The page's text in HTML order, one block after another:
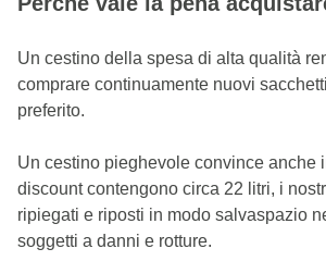
Un cestino della spesa di alta qualità
comprare continuamente nuovi
preferito.
Un cestino pieghevole convince anche
discount contengono circa 22 litri, i
ripiegati e riposti in modo salvaspazio
soggetti a danni e rotture.